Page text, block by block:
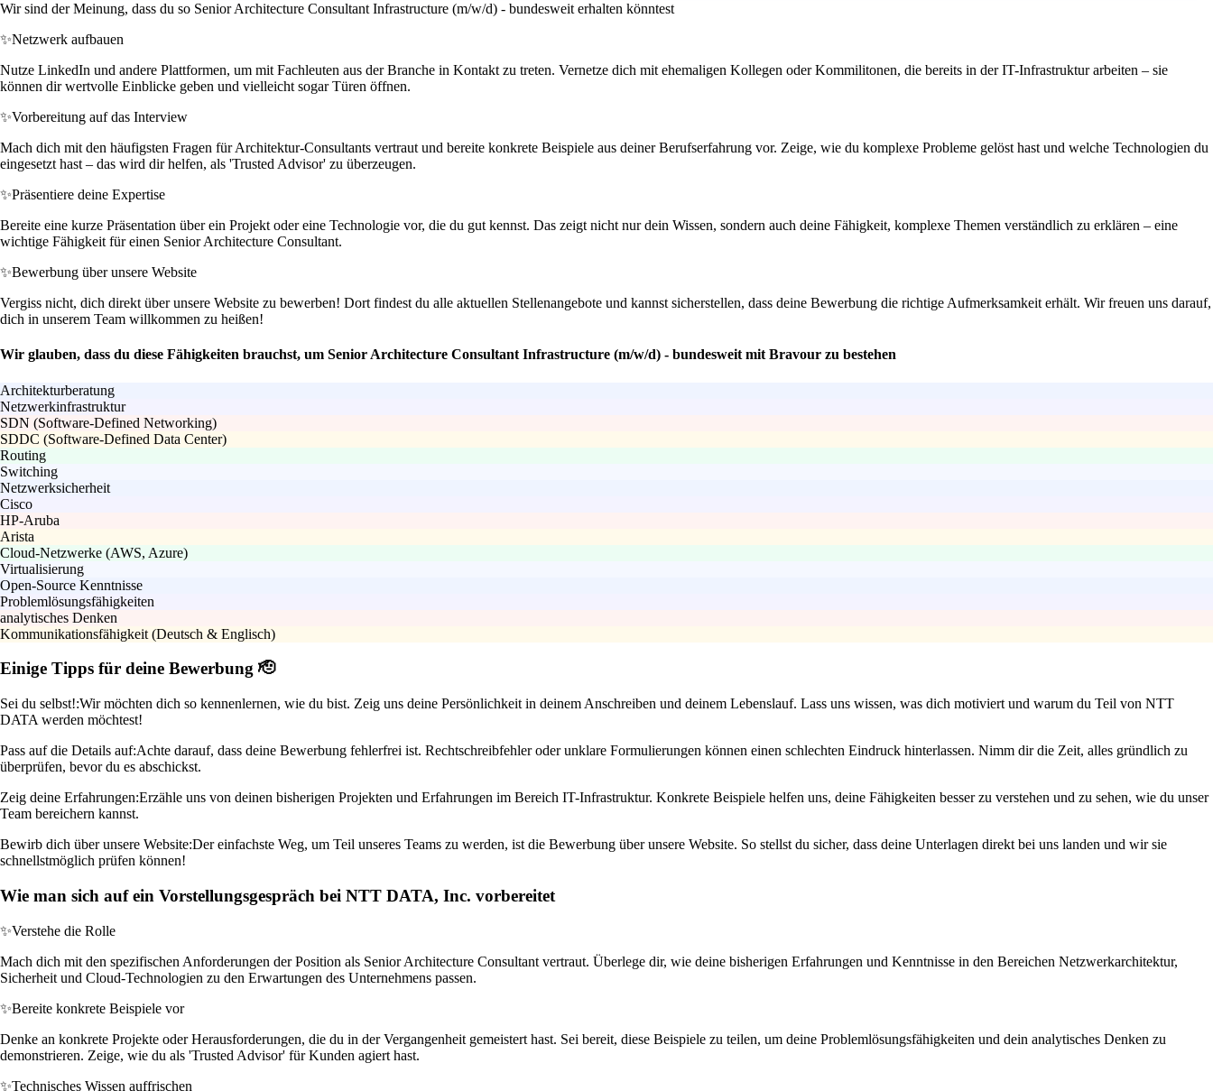
Wir sind der Meinung, dass du so Senior Architecture Consultant Infrastructure (m/w/d) - bundesweit erhalten könntest
✨Netzwerk aufbauen
Nutze LinkedIn und andere Plattformen, um mit Fachleuten aus der Branche in Kontakt zu treten. Vernetze dich mit ehemaligen Kollegen oder Kommilitonen, die bereits in der IT-Infrastruktur arbeiten – sie
können dir wertvolle Einblicke geben und vielleicht sogar Türen öffnen.
✨Vorbereitung auf das Interview
Mach dich mit den häufigsten Fragen für Architektur-Consultants vertraut und bereite konkrete Beispiele aus deiner Berufserfahrung vor. Zeige, wie du komplexe Probleme gelöst hast und welche Technologien du
eingesetzt hast – das wird dir helfen, als 'Trusted Advisor' zu überzeugen.
✨Präsentiere deine Expertise
Bereite eine kurze Präsentation über ein Projekt oder eine Technologie vor, die du gut kennst. Das zeigt nicht nur dein Wissen, sondern auch deine Fähigkeit, komplexe Themen verständlich zu erklären – eine
wichtige Fähigkeit für einen Senior Architecture Consultant.
✨Bewerbung über unsere Website
Vergiss nicht, dich direkt über unsere Website zu bewerben! Dort findest du alle aktuellen Stellenangebote und kannst sicherstellen, dass deine Bewerbung die richtige Aufmerksamkeit erhält. Wir freuen uns darauf,
dich in unserem Team willkommen zu heißen!
Wir glauben, dass du diese Fähigkeiten brauchst, um Senior Architecture Consultant Infrastructure (m/w/d) - bundesweit mit Bravour zu bestehen
Architekturberatung
Netzwerkinfrastruktur
SDN (Software-Defined Networking)
SDDC (Software-Defined Data Center)
Routing
Switching
Netzwerksicherheit
Cisco
HP-Aruba
Arista
Cloud-Netzwerke (AWS, Azure)
Virtualisierung
Open-Source Kenntnisse
Problemlösungsfähigkeiten
analytisches Denken
Kommunikationsfähigkeit (Deutsch & Englisch)
Einige Tipps für deine Bewerbung 🫡
Sei du selbst!:Wir möchten dich so kennenlernen, wie du bist. Zeig uns deine Persönlichkeit in deinem Anschreiben und deinem Lebenslauf. Lass uns wissen, was dich motiviert und warum du Teil von NTT
DATA werden möchtest!
Pass auf die Details auf:Achte darauf, dass deine Bewerbung fehlerfrei ist. Rechtschreibfehler oder unklare Formulierungen können einen schlechten Eindruck hinterlassen. Nimm dir die Zeit, alles gründlich zu
überprüfen, bevor du es abschickst.
Zeig deine Erfahrungen:Erzähle uns von deinen bisherigen Projekten und Erfahrungen im Bereich IT-Infrastruktur. Konkrete Beispiele helfen uns, deine Fähigkeiten besser zu verstehen und zu sehen, wie du unser
Team bereichern kannst.
Bewirb dich über unsere Website:Der einfachste Weg, um Teil unseres Teams zu werden, ist die Bewerbung über unsere Website. So stellst du sicher, dass deine Unterlagen direkt bei uns landen und wir sie
schnellstmöglich prüfen können!
Wie man sich auf ein Vorstellungsgespräch bei NTT DATA, Inc. vorbereitet
✨Verstehe die Rolle
Mach dich mit den spezifischen Anforderungen der Position als Senior Architecture Consultant vertraut. Überlege dir, wie deine bisherigen Erfahrungen und Kenntnisse in den Bereichen Netzwerkarchitektur,
Sicherheit und Cloud-Technologien zu den Erwartungen des Unternehmens passen.
✨Bereite konkrete Beispiele vor
Denke an konkrete Projekte oder Herausforderungen, die du in der Vergangenheit gemeistert hast. Sei bereit, diese Beispiele zu teilen, um deine Problemlösungsfähigkeiten und dein analytisches Denken zu
demonstrieren. Zeige, wie du als 'Trusted Advisor' für Kunden agiert hast.
✨Technisches Wissen auffrischen